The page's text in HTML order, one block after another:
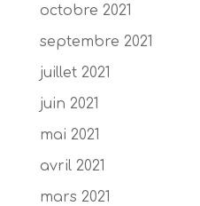
octobre 2021
septembre 2021
juillet 2021
juin 2021
mai 2021
avril 2021
mars 2021